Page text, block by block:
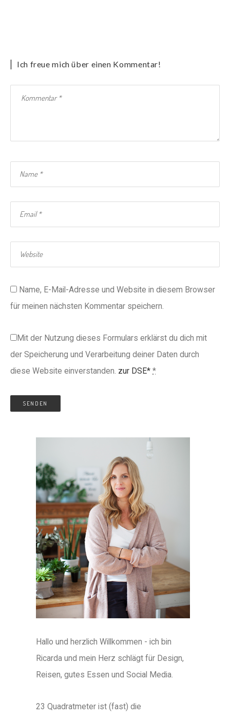
Ich freue mich über einen Kommentar!
Name, E-Mail-Adresse und Website in diesem Browser
für meinen nächsten Kommentar speichern.
Mit der Nutzung dieses Formulars erklärst du dich mit
der Speicherung und Verarbeitung deiner Daten durch
diese Website einverstanden. zur DSE* *
Hallo und herzlich Willkommen - ich bin
Ricarda und mein Herz schlägt für Design,
Reisen, gutes Essen und Social Media.
23 Quadratmeter ist (fast) die